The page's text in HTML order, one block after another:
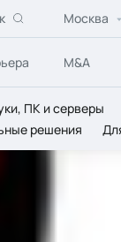
Москва
M&A
ПК и серверы
решения